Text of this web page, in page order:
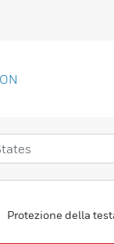
Protezione della